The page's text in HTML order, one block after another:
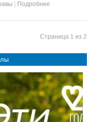
Подробнее
Страница 1 из 2